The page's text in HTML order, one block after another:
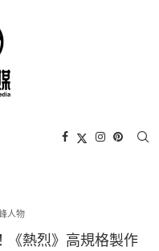
⼈物
《熱烈》高規格製作